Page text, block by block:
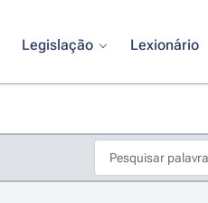
Legislação Lexionário